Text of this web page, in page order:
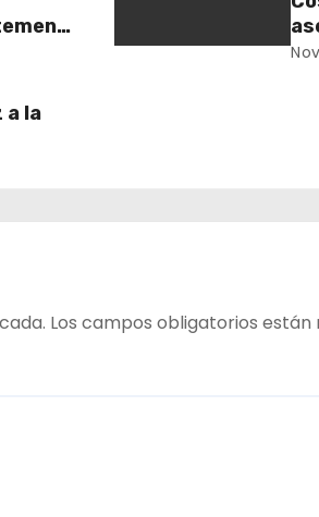
a la
Los campos obligatorios